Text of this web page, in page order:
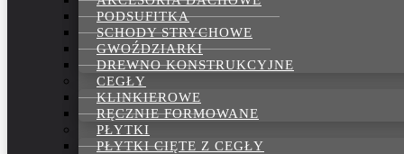
PODSUFITKA
SCHODY STRYCHOWE
GWOŹDZIARKI
DREWNO KONSTRUKCYJNE
CEGŁY
KLINKIEROWE
RĘCZNIE FORMOWANE
PŁYTKI
PŁYTKI CIĘTE Z CEGŁY